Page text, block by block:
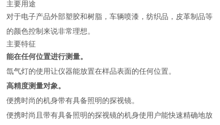
主要用途
对于电子产品外部塑胶和树脂，车辆喷漆，纺织品，皮革制品等
的颜色控制来说非常理想。
主要特征
能在任何位置进行测量。
氙气灯的使用让仪器能放置在样品表面的任何位置。
高精度测量对象。
便携时尚的机身带有具备照明的探视镜。
便携时尚且带有具备照明的探视镜的机身使用户能快速精确地放